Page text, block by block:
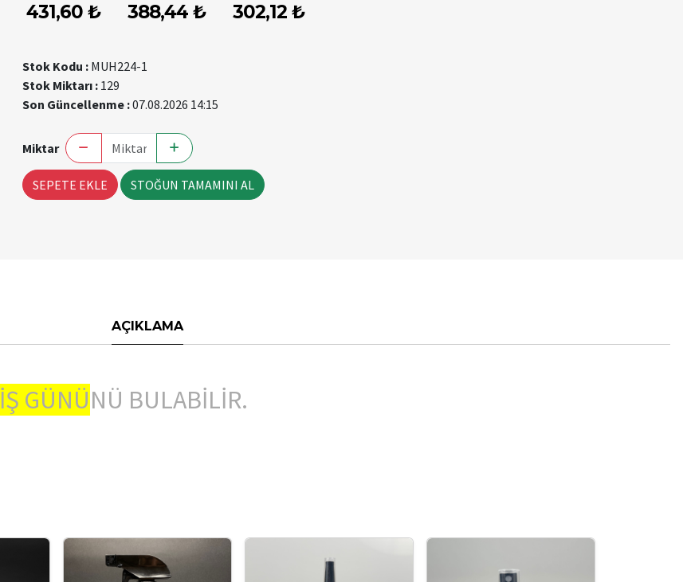
431,60 ₺ 388,44 ₺ 302,12 ₺
Stok Kodu : MUH224-1
Stok Miktarı : 129
Son Güncellenme :07.08.2026 14:15
Miktar
SEPETE EKLE STOĞUN TAMAMINI AL
AÇIKLAMA
İŞ GÜNÜNÜ BULABİLİR.